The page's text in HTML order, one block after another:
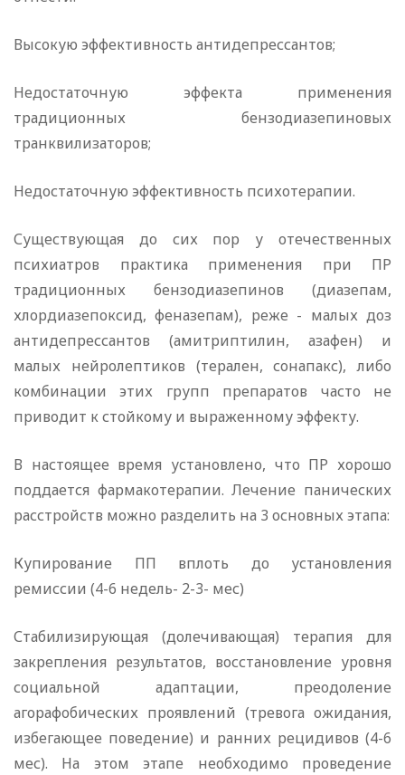
Высокую эффективность антидепрессантов;
Недостаточную эффекта применения
традиционных бензодиазепиновых
транквилизаторов;
Недостаточную эффективность психотерапии.
Существующая до сих пор у отечественных
психиатров практика применения при ПР
традиционных бензодиазепинов (диазепам,
хлордиазепоксид, феназепам), реже - малых доз
антидепрессантов (амитриптилин, азафен) и
малых нейролептиков (терален, сонапакс), либо
комбинации этих групп препаратов часто не
приводит к стойкому и выраженному эффекту.
В настоящее время установлено, что ПР хорошо
поддается фармакотерапии. Лечение панических
расстройств можно разделить на 3 основных этапа:
Купирование ПП вплоть до установления
ремиссии (4-6 недель- 2-3- мес)
Стабилизирующая (долечивающая) терапия для
закрепления результатов, восстановление уровня
социальной адаптации, преодоление
агорафобических проявлений (тревога ожидания,
избегающее поведение) и ранних рецидивов (4-6
мес). На этом этапе необходимо проведение